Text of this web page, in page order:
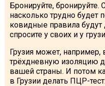
Бронируйте, бронируйте.
насколько трудно будет
ковидные правила будут
спросите у своих и у
Грузия может, например,
трёхдневную изоляцию
вашей страны. И потом
в Грузии делать ПЦР-тест.